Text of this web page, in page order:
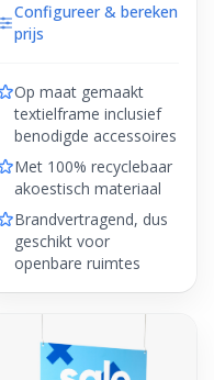
Configureer & bereken
prijs
Op maat gemaakt
textielframe inclusief
benodigde accessoires
Met 100% recyclebaar
akoestisch materiaal
Brandvertragend, dus
geschikt voor
openbare ruimtes